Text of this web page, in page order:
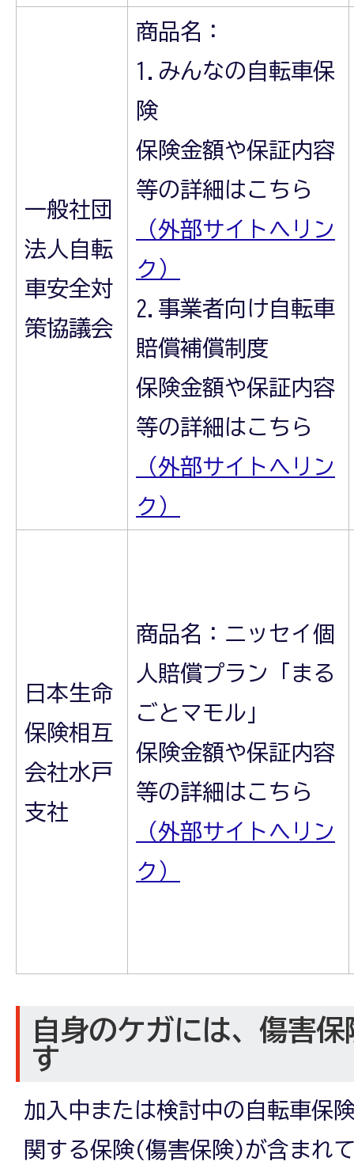
一般社団
法人自転
車安全対
策協議会
商品名：
1.みんなの自転車保
険
保険金額や保証内容
等の詳細はこちら
（外部サイトへリン
ク）
2.事業者向け自転車
賠償補償制度
保険金額や保証内容
等の詳細はこちら
（外部サイトへリン
ク）
日本生命
保険相互
会社水戸
支社
商品名：ニッセイ個
人賠償プラン「まる
ごとマモル」
保険金額や保証内容
等の詳細はこちら
（外部サイトへリン
ク）
自身のケガには、傷害
す
加入中または検討中の自転車保
関する保険(傷害保険)が含まれ